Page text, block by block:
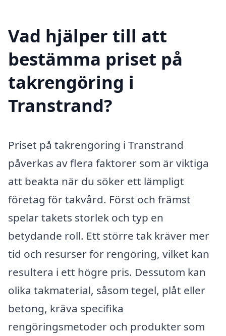
Vad hjälper till att
bestämma priset på
takrengöring i
Transtrand?
Priset på takrengöring i Transtrand
påverkas av flera faktorer som är viktiga
att beakta när du söker ett lämpligt
företag för takvård. Först och främst
spelar takets storlek och typ en
betydande roll. Ett större tak kräver mer
tid och resurser för rengöring, vilket kan
resultera i ett högre pris. Dessutom kan
olika takmaterial, såsom tegel, plåt eller
betong, kräva specifika
rengöringsmetoder och produkter som